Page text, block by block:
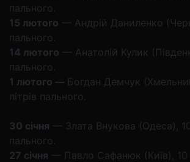
пального.
15 лютого — Андрій Даниленко
пального.
14 лютого — Анатолій Кулик
пального.
1 лютого — Богдан Демчук
літрів пального.
30 січня — Злата Внукова (Одеса), 10
пального.
27 січня — Павло Сафанюк (Київ), 10